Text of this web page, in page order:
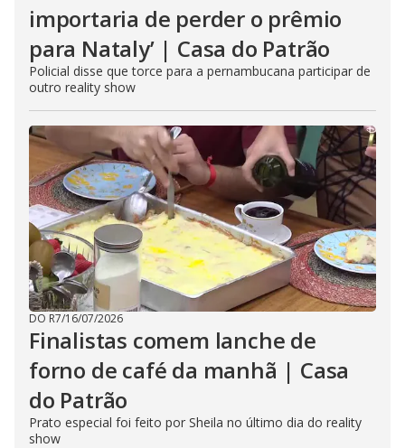
importaria de perder o prêmio
para Nataly’ | Casa do Patrão
Policial disse que torce para a pernambucana participar de
outro reality show
DO R7/16/07/2026
Finalistas comem lanche de
forno de café da manhã | Casa
do Patrão
Prato especial foi feito por Sheila no último dia do reality
show